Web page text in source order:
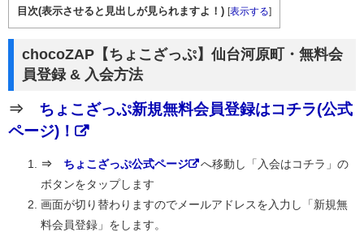
目次(表示させると見出しが見られますよ！) [表示する]
chocoZAP【ちょこざっぷ】仙台河原町・無料会
員登録 & 入会方法
⇒ ちょこざっぷ新規無料会員登録はコチラ(公式
ページ)！
⇒ ちょこざっぷ公式ページ
へ移動し「入会はコチラ」の
ボタンをタップします
画面が切り替わりますのでメールアドレスを入力し「新規無
料会員登録」をします。